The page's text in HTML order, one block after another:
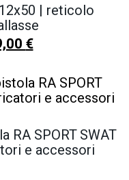
| reticolo
€
RA SPORT SWAT
e accessori